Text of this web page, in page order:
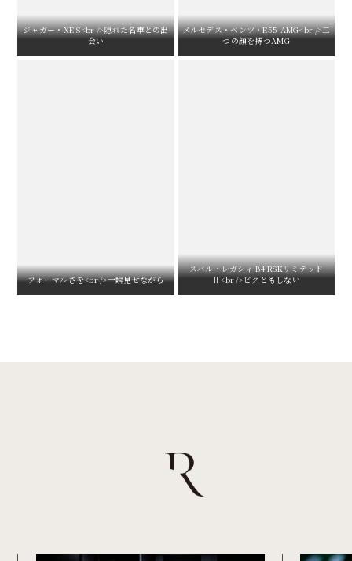
ジャガー・XE S<br />隠れた名車との出
会い
メルセデス・ベンツ・E55 AMG<br />二
つの顔を持つAMG
フォーマルさを<br />一瞬見せながら
スバル・レガシィ B4 RSKリミテッド
Ⅱ<br />ビクともしない